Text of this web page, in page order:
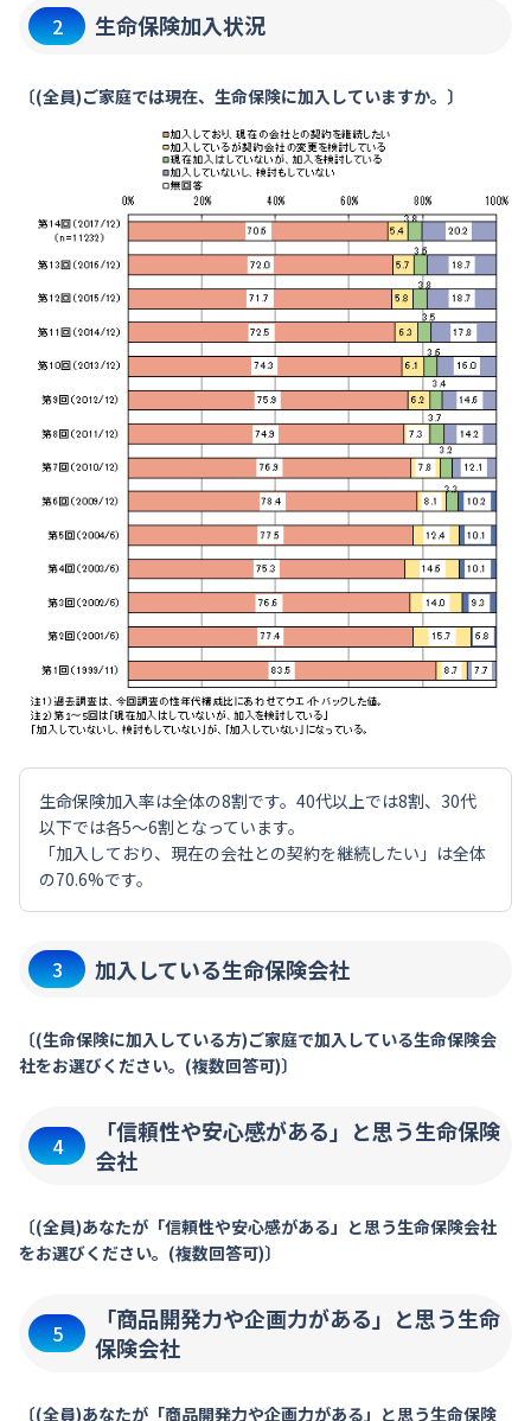
2 生命保険加入状況
〔(全員)ご家庭では現在、生命保険に加入していますか。〕
生命保険加入率は全体の8割です。40代以上では8割、30代
以下では各5～6割となっています。
「加入しており、現在の会社との契約を継続したい」は全体
の70.6%です。
3 加入している生命保険会社
〔(生命保険に加入している方)ご家庭で加入している生命保険会
社をお選びください。(複数回答可)〕
4
「信頼性や安心感がある」と思う生命保険
会社
〔(全員)あなたが「信頼性や安心感がある」と思う生命保険会社
をお選びください。(複数回答可)〕
5
「商品開発力や企画力がある」と思う生命
保険会社
〔(全員)あなたが「商品開発力や企画力がある」と思う生命保険